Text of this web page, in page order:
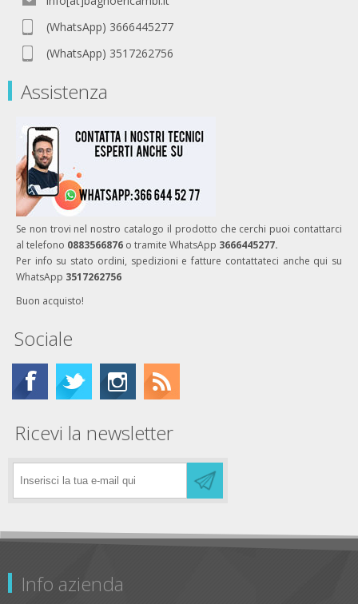
(WhatsApp) 3666445277
(WhatsApp) 3517262756
Assistenza
Se non trovi nel nostro catalogo il prodotto che cerchi puoi contattarci
al telefono 0883566876 o tramite WhatsApp 3666445277.
Per info su stato ordini, spedizioni e fatture contattateci anche qui su
WhatsApp 3517262756
Buon acquisto!
Sociale
Ricevi la newsletter
Info azienda